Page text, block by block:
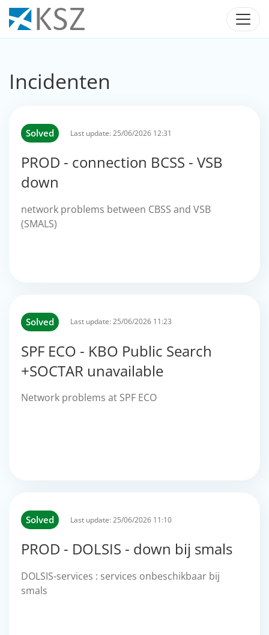
Incidenten
Solved Last update: 25/06/2026 12:31
PROD - connection BCSS - VSB
down
network problems between CBSS and VSB
(SMALS)
Solved Last update: 25/06/2026 11:23
SPF ECO - KBO Public Search
+SOCTAR unavailable
Network problems at SPF ECO
Solved Last update: 25/06/2026 11:10
PROD - DOLSIS - down bij smals
DOLSIS-services : services onbeschikbaar bij
smals